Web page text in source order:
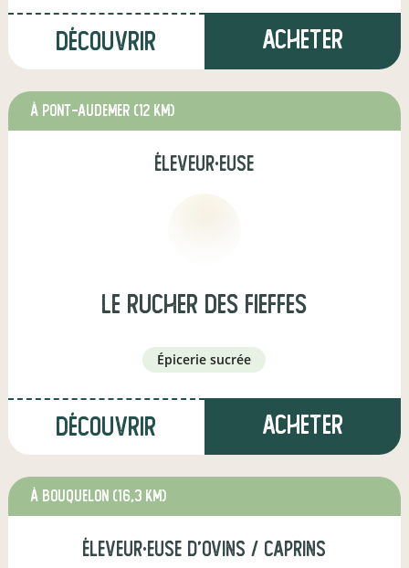
Découvrir Acheter
à Pont-Audemer (12 km)
éleveur·euse
Le Rucher des Fieffes
épicerie sucrée
Découvrir Acheter
à Bouquelon (16,3 km)
éleveur·euse d'ovins / caprins